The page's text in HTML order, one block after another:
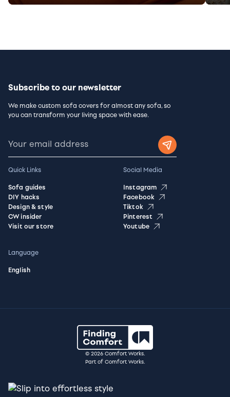
Subscribe to our newsletter
We make custom sofa covers for almost any sofa, so
you can transform your living space with ease.
Quick Links
Sofa guides
DIY hacks
Design & style
CW insider
Visit our store
Social Media
Instagram
Facebook
Tiktok
Pinterest
Youtube
Language
English
© 2026 Comfort Works.
Part of Comfort Works.